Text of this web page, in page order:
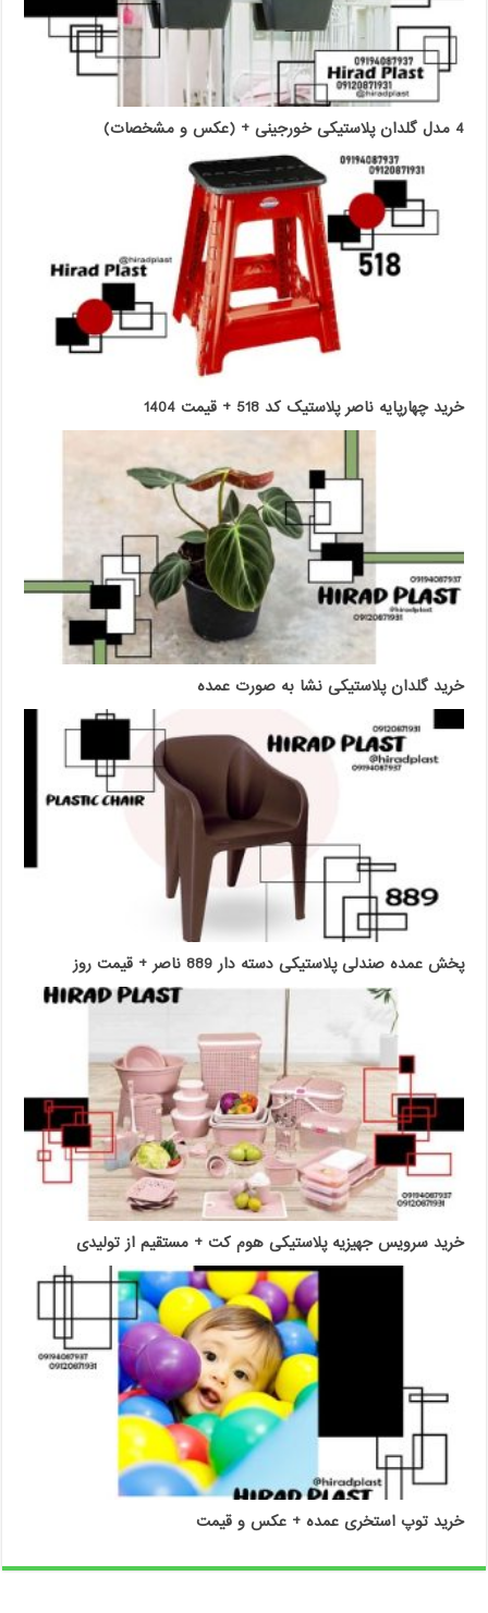
4 مدل گلدان پلاستیکی خورجینی + (عکس و مشخصات)
خرید چهارپایه ناصر پلاستیک کد 518 + قیمت 1404
خرید گلدان پلاستیکی نشا به صورت عمده
پخش عمده صندلی پلاستیکی دسته دار 889 ناصر + قیمت روز
خرید سرویس جهیزیه پلاستیکی هوم کت + مستقیم از تولیدی
خرید توپ استخری عمده + عکس و قیمت